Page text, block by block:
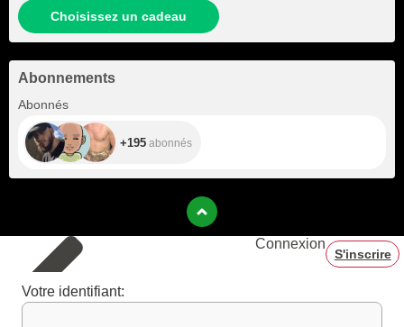
Choisissez un cadeau
Abonnements
Abonnés
+195 abonnés
Connexion
S'inscrire
Votre identifiant: